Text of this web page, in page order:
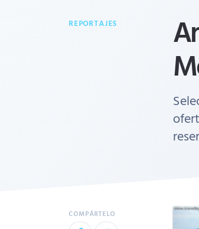
REPORTAJES